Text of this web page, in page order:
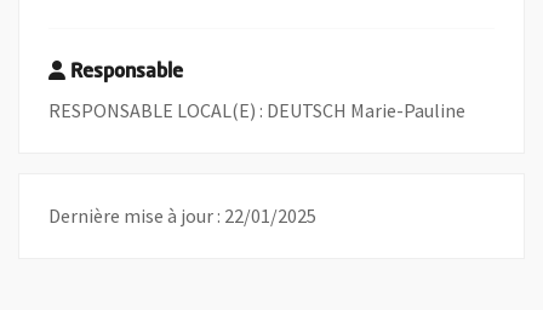
Responsable
RESPONSABLE LOCAL(E) : DEUTSCH Marie-Pauline
Dernière mise à jour : 22/01/2025